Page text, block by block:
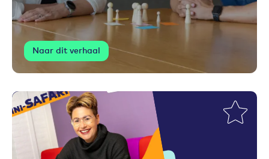
Naar dit verhaal